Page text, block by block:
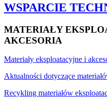
WSPARCIE
MATERIAŁY
AKCESORIA
Materiały eksploatacyjne i
Aktualności dotyczące
Recykling materiałów